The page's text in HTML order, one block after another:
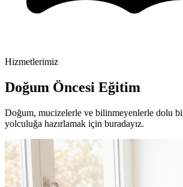
Hizmetlerimiz
Doğum Öncesi Eğitim
Doğum, mucizelerle ve bilinmeyenlerle dolu
yolculuğa hazırlamak için buradayız.